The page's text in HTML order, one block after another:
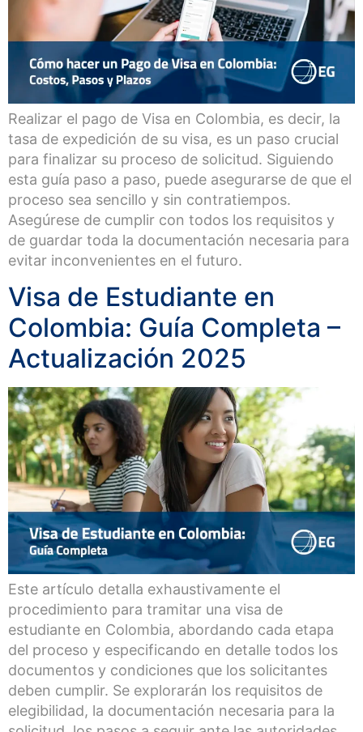
Realizar el pago de Visa en Colombia, es decir, la
tasa de expedición de su visa, es un paso crucial
para finalizar su proceso de solicitud. Siguiendo
esta guía paso a paso, puede asegurarse de que el
proceso sea sencillo y sin contratiempos.
Asegúrese de cumplir con todos los requisitos y
de guardar toda la documentación necesaria para
evitar inconvenientes en el futuro.
Visa de Estudiante en
Colombia: Guía Completa –
Actualización 2025
Este artículo detalla exhaustivamente el
procedimiento para tramitar una visa de
estudiante en Colombia, abordando cada etapa
del proceso y especificando en detalle todos los
documentos y condiciones que los solicitantes
deben cumplir. Se explorarán los requisitos de
elegibilidad, la documentación necesaria para la